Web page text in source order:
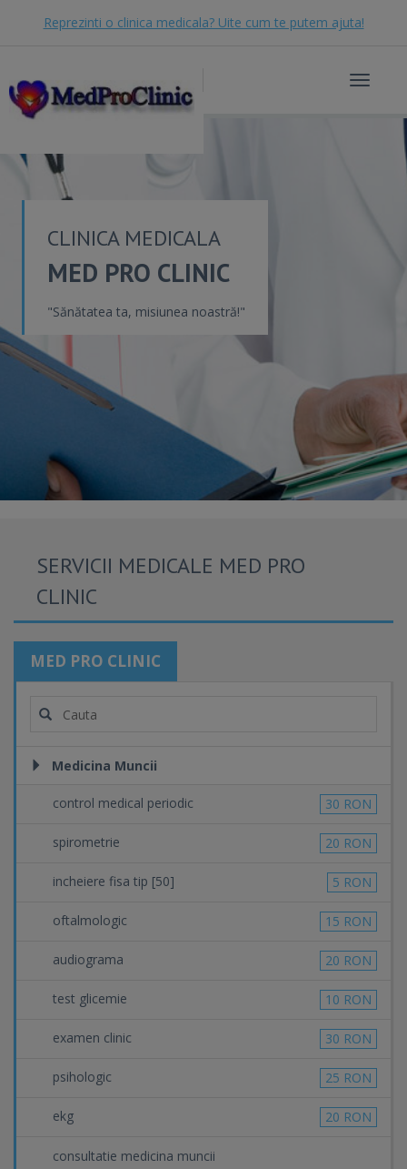
Reprezinti o clinica medicala? Uite cum te putem ajuta!
Toggle
CLINICA MEDICALA
MED PRO CLINIC
"Sănătatea ta, misiunea noastră!"
SERVICII MEDICALE MED PRO
CLINIC
MED PRO CLINIC
Medicina Muncii
control medical periodic 30 RON
spirometrie 20 RON
incheiere fisa tip [50] 5 RON
oftalmologic 15 RON
audiograma 20 RON
test glicemie 10 RON
examen clinic 30 RON
psihologic 25 RON
ekg 20 RON
consultatie medicina muncii